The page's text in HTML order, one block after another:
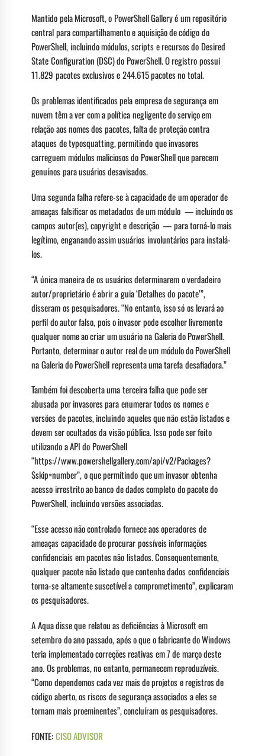
Mantido pela Microsoft, o PowerShell Gallery é um repositório
central para compartilhamento e aquisição de código do
PowerShell, incluindo módulos, scripts e recursos do Desired
State Configuration (DSC) do PowerShell. O registro possui
11.829 pacotes exclusivos e 244.615 pacotes no total.
Os problemas identificados pela empresa de segurança em
nuvem têm a ver com a política negligente do serviço em
relação aos nomes dos pacotes, falta de proteção contra
ataques de typosquatting, permitindo que invasores
carreguem módulos maliciosos do PowerShell que parecem
genuínos para usuários desavisados.
Uma segunda falha refere-se à capacidade de um operador de
ameaças falsificar os metadados de um módulo — incluindo os
campos autor(es), copyright e descrição — para torná-lo mais
legítimo, enganando assim usuários involuntários para instalá-
los.
“A única maneira de os usuários determinarem o verdadeiro
autor/proprietário é abrir a guia ‘Detalhes do pacote’”,
disseram os pesquisadores. “No entanto, isso só os levará ao
perfil do autor falso, pois o invasor pode escolher livremente
qualquer nome ao criar um usuário na Galeria do PowerShell.
Portanto, determinar o autor real de um módulo do PowerShell
na Galeria do PowerShell representa uma tarefa desafiadora.”
Também foi descoberta uma terceira falha que pode ser
abusada por invasores para enumerar todos os nomes e
versões de pacotes, incluindo aqueles que não estão listados e
devem ser ocultados da visão pública. Isso pode ser feito
utilizando a API do PowerShell
“https://www.powershellgallery.com/api/v2/Packages?
$skip=number”, o que permitindo que um invasor obtenha
acesso irrestrito ao banco de dados completo do pacote do
PowerShell, incluindo versões associadas.
“Esse acesso não controlado fornece aos operadores de
ameaças capacidade de procurar possíveis informações
confidenciais em pacotes não listados. Consequentemente,
qualquer pacote não listado que contenha dados confidenciais
torna-se altamente suscetível a comprometimento”, explicaram
os pesquisadores.
A Aqua disse que relatou as deficiências à Microsoft em
setembro do ano passado, após o que o fabricante do Windows
teria implementado correções reativas em 7 de março deste
ano. Os problemas, no entanto, permanecem reproduzíveis.
“Como dependemos cada vez mais de projetos e registros de
código aberto, os riscos de segurança associados a eles se
tornam mais proeminentes”, concluíram os pesquisadores.
FONTE:CISO ADVISOR